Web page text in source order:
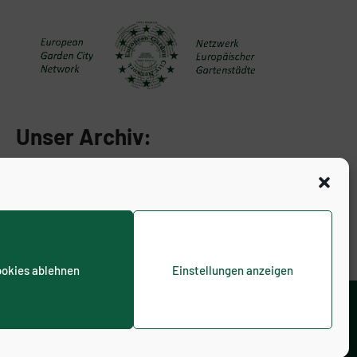
ablehnen Einstellungen anzeigen
Unser Archiv: